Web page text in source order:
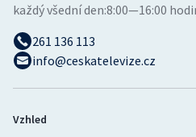
každý všední den:8:00—16:00
261 136 113
info@ceskatelevize.cz
Vzhled